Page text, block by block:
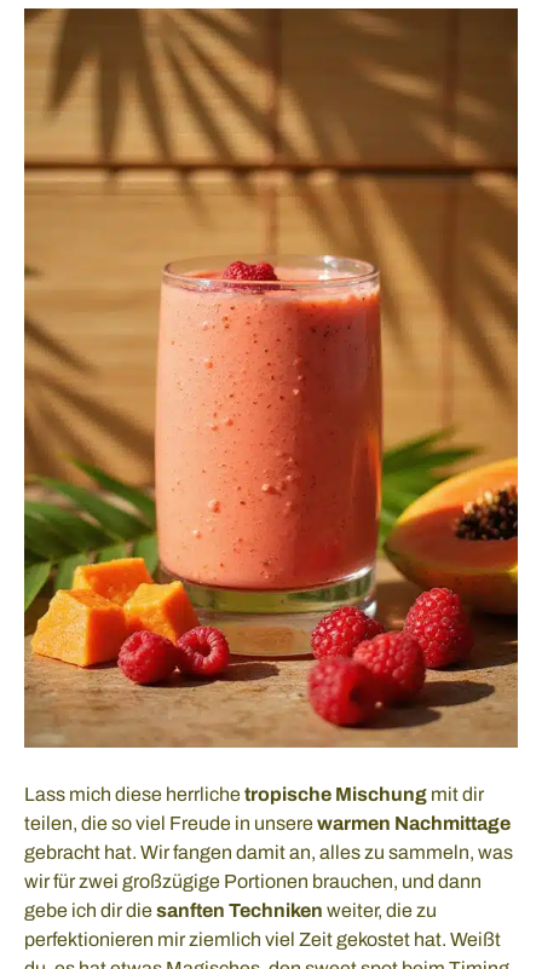
Lass mich diese herrlichetropische Mischung mit dir
teilen, die so viel Freude in unserewarmen Nachmittage
gebracht hat. Wir fangen damit an, alles zu sammeln, was
wir für zwei großzügige Portionen brauchen, und dann
gebe ich dir diesanften Techniken weiter, die zu
perfektionieren mir ziemlich viel Zeit gekostet hat. Weißt